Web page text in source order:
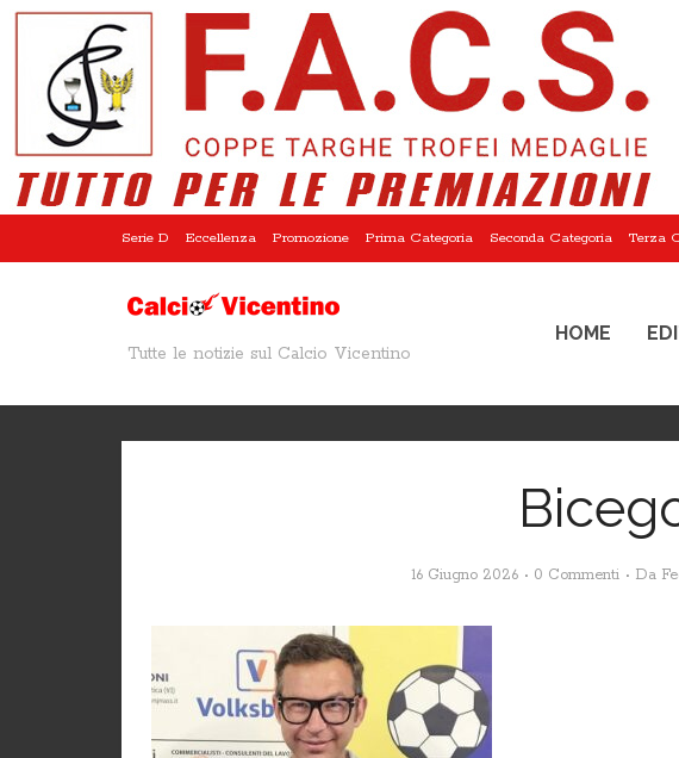
Serie D Eccellenza Promozione Prima Categoria Seconda Categoria Terza
Tutte le notizie sul Calcio Vicentino
HOME
16 Giugno 2026 0 Commenti Da